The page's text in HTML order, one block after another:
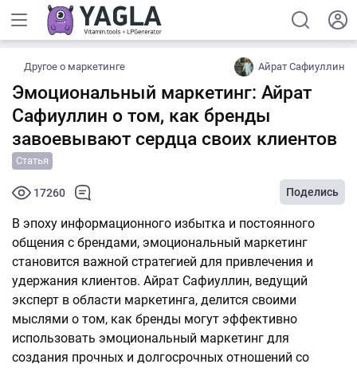
Другое о маркетинге Айрат Сафиуллин
Эмоциональный маркетинг: Айрат
Сафиуллин о том, как бренды
завоевывают сердца своих клиентов
Статья
17260 Поделись
В эпоху информационного избытка и постоянного
общения с брендами, эмоциональный маркетинг
становится важной стратегией для привлечения и
удержания клиентов. Айрат Сафиуллин, ведущий
эксперт в области маркетинга, делится своими
мыслями о том, как бренды могут эффективно
использовать эмоциональный маркетинг для
создания прочных и долгосрочных отношений со